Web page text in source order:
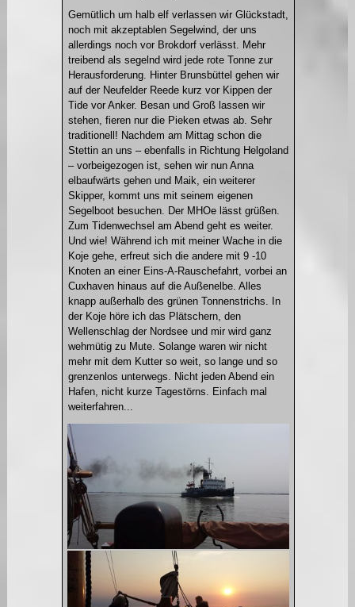
Gemütlich um halb elf verlassen wir Glückstadt,
noch mit akzeptablen Segelwind, der uns
allerdings noch vor Brokdorf verlässt. Mehr
treibend als segelnd wird jede rote Tonne zur
Herausforderung. Hinter Brunsbüttel gehen wir
auf der Neufelder Reede kurz vor Kippen der
Tide vor Anker. Besan und Groß lassen wir
stehen, fieren nur die Pieken etwas ab. Sehr
traditionell! Nachdem am Mittag schon die
Stettin an uns – ebenfalls in Richtung Helgoland
– vorbeigezogen ist, sehen wir nun Anna
elbaufwärts gehen und Maik, ein weiterer
Skipper, kommt uns mit seinem eigenen
Segelboot besuchen. Der MHOe lässt grüßen.
Zum Tidenwechsel am Abend geht es weiter.
Und wie! Während ich mit meiner Wache in die
Koje gehe, erfreut sich die andere mit 9 -10
Knoten an einer Eins-A-Rauschefahrt, vorbei an
Cuxhaven hinaus auf die Außenelbe. Alles
knapp außerhalb des grünen Tonnenstrichs. In
der Koje höre ich das Plätschern, den
Wellenschlag der Nordsee und mir wird ganz
wehmütig zu Mute. Solange waren wir nicht
mehr mit dem Kutter so weit, so lange und so
grenzenlos unterwegs. Nicht jeden Abend ein
Hafen, nicht kurze Tagestörns. Einfach mal
weiterfahren...